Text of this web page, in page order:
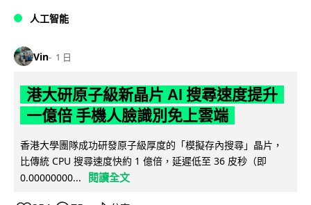
人工智能
Vin 1 日
港大研原子級新晶片 AI 搜尋速度提升
一億倍 手機人臉識別免上雲端
香港大學團隊成功研發原子級厚度的「模擬存內搜尋」晶片，
比傳統 CPU 搜尋速度快約 1 億倍，延遲低至 36 皮秒（即
0.00000000...
閱讀全文